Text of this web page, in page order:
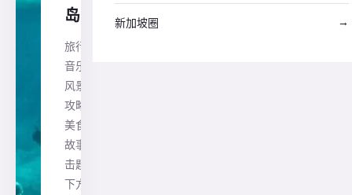
岛?
旅行 |
音乐 |
风景 |
攻略 |
美食 |
故事 点
击题目
下方蓝
新加坡圈 →